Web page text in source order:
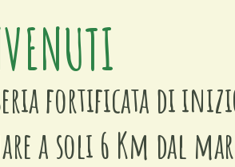
fortificata di
a soli 6 Km dal